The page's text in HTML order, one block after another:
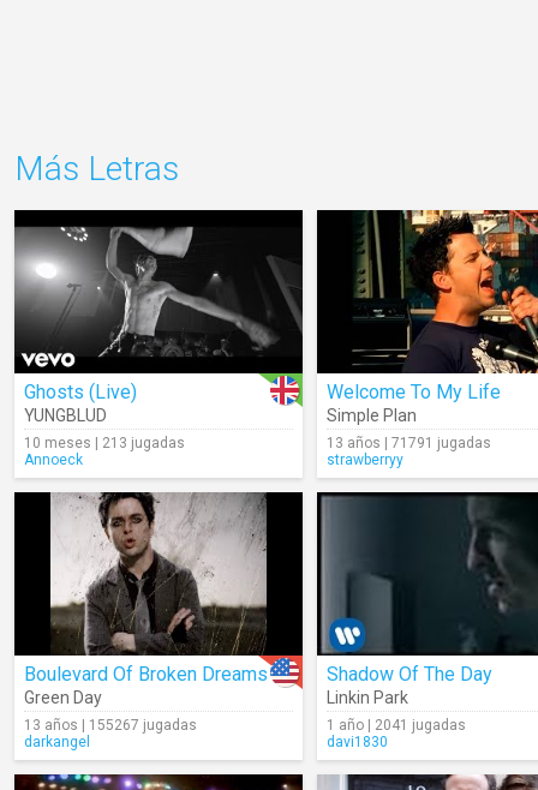
Más Letras
Ghosts (Live)
YUNGBLUD
10 meses | 213 jugadas
Annoeck
Welcome To My Life
Simple Plan
13 años | 71791 jugadas
strawberryy
Boulevard Of Broken Dreams
Green Day
13 años | 155267 jugadas
darkangel
Shadow Of The Day
Linkin Park
1 año | 2041 jugadas
davi1830